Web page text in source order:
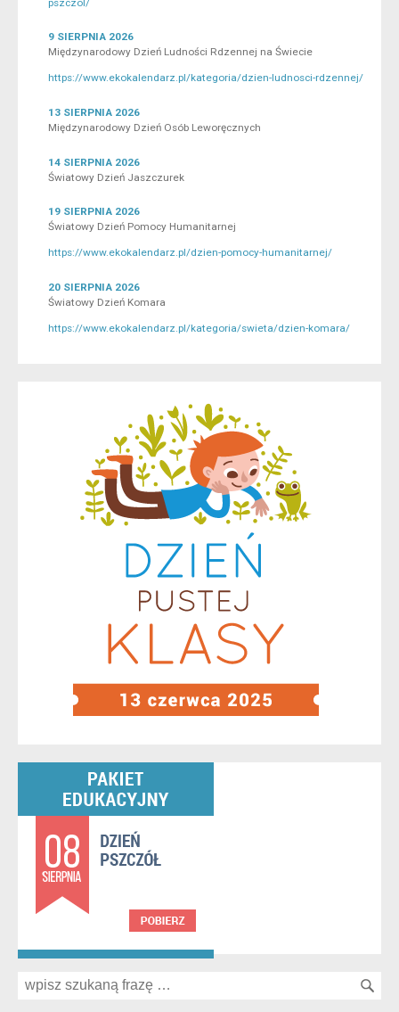
9 SIERPNIA 2026
Międzynarodowy Dzień Ludności Rdzennej na Świecie
https://www.ekokalendarz.pl/kategoria/dzien-ludnosci-rdzennej/
13 SIERPNIA 2026
Międzynarodowy Dzień Osób Leworęcznych
14 SIERPNIA 2026
Światowy Dzień Jaszczurek
19 SIERPNIA 2026
Światowy Dzień Pomocy Humanitarnej
https://www.ekokalendarz.pl/dzien-pomocy-humanitarnej/
20 SIERPNIA 2026
Światowy Dzień Komara
https://www.ekokalendarz.pl/kategoria/swieta/dzien-komara/
Search for: